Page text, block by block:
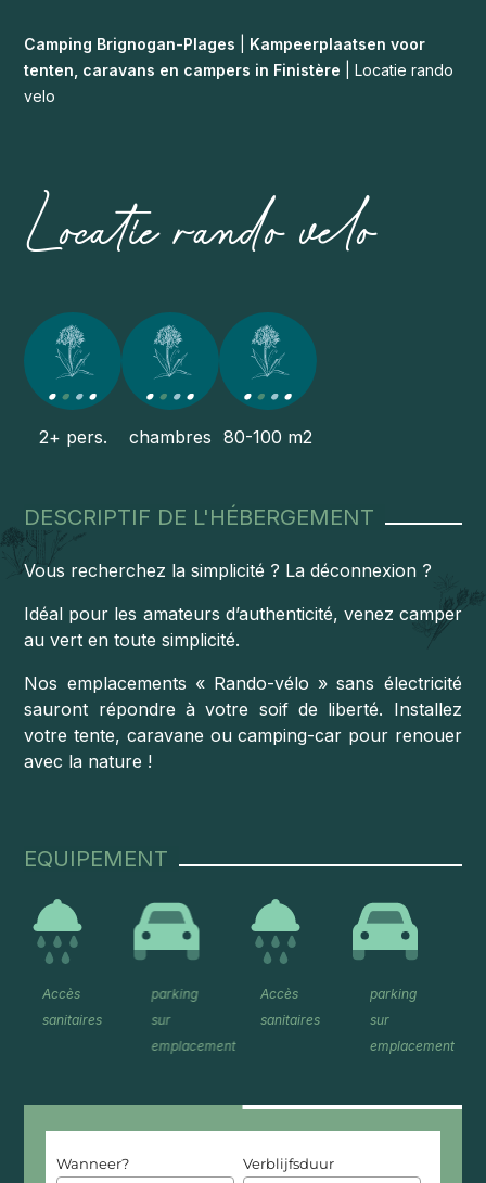
Camping Brignogan-Plages
Kampeerplaatsen voor
tenten, caravans en campers in Finistère
Locatie rando
velo
Locatie rando velo
2+ pers. chambres 80-100 m2
DESCRIPTIF DE L'HÉBERGEMENT
Vous recherchez la simplicité ? La déconnexion ?
Idéal pour les amateurs d’authenticité, venez camper
au vert en toute simplicité.
Nos emplacements « Rando-vélo »sans électricité
sauront répondre à votre soif de liberté. Installez
votre tente, caravane ou camping-car pour renouer
avec la nature !
EQUIPEMENT
Accès
sanitaires
parking
sur
emplacement
Accès
sanitaires
parking
sur
emplacement